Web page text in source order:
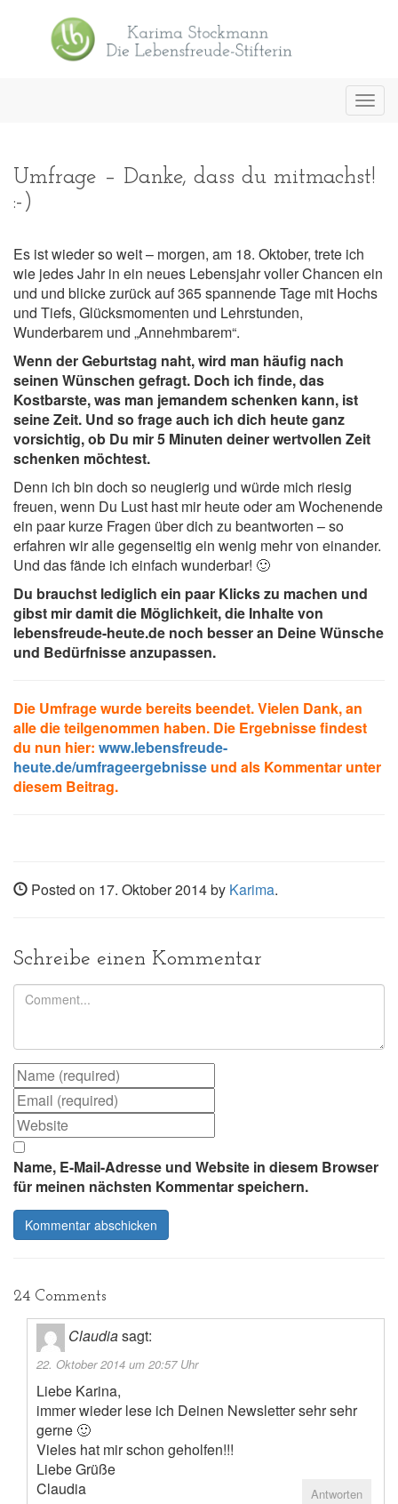
Umfrage – Danke, dass du mitmachst!
:-)
Es ist wieder so weit – morgen, am 18. Oktober, trete ich
wie jedes Jahr in ein neues Lebensjahr voller Chancen ein
und und blicke zurück auf 365 spannende Tage mit Hochs
und Tiefs, Glücksmomenten und Lehrstunden,
Wunderbarem und „Annehmbarem“.
Wenn der Geburtstag naht, wird man häufig nach
seinen Wünschen gefragt. Doch ich finde, das
Kostbarste, was man jemandem schenken kann, ist
seine Zeit. Und so frage auch ich dich heute ganz
vorsichtig, ob Du mir 5 Minuten deiner wertvollen Zeit
schenken möchtest.
Denn ich bin doch so neugierig und würde mich riesig
freuen, wenn Du Lust hast mir heute oder am Wochenende
ein paar kurze Fragen über dich zu beantworten – so
erfahren wir alle gegenseitig ein wenig mehr von einander.
Und das fände ich einfach wunderbar! 🙂
Du brauchst lediglich ein paar Klicks zu machen und
gibst mir damit die Möglichkeit, die Inhalte von
lebensfreude-heute.de noch besser an Deine Wünsche
und Bedürfnisse anzupassen.
Die Umfrage wurde bereits beendet. Vielen Dank, an
alle die teilgenommen haben. Die Ergebnisse findest
du nun hier: www.lebensfreude-
heute.de/umfrageergebnisse und als Kommentar unter
diesem Beitrag.
Posted on 17. Oktober 2014 by Karima.
Schreibe einen Kommentar
Name, E-Mail-Adresse und Website in diesem Browser
für meinen nächsten Kommentar speichern.
24 Comments
Claudiasagt:
22. Oktober 2014 um 20:57 Uhr
Liebe Karina,
immer wieder lese ich Deinen Newsletter sehr sehr
gerne 🙂
Vieles hat mir schon geholfen!!!
Liebe Grüße
Claudia
Antworten